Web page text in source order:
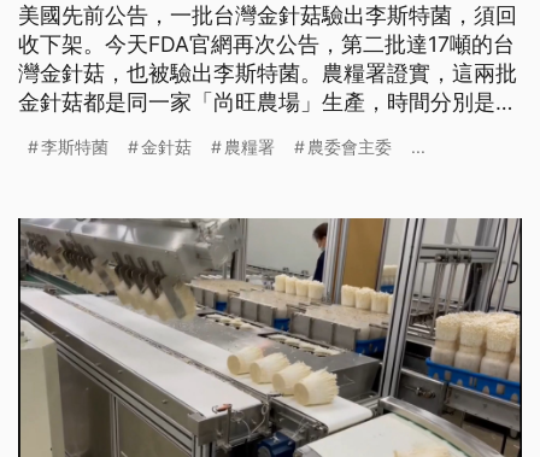
美國先前公告，一批台灣金針菇驗出李斯特菌，須回
收下架。今天FDA官網再次公告，第二批達17噸的台
灣金針菇，也被驗出李斯特菌。農糧署證實，這兩批
金針菇都是同一家「尚旺農場」生產，時間分別是去
但包括全聯、好市多等大通路，都已經將同品牌的金
李斯特菌 金針菇 農糧署 農委會主委 ...